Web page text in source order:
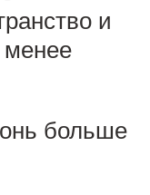
и
больше